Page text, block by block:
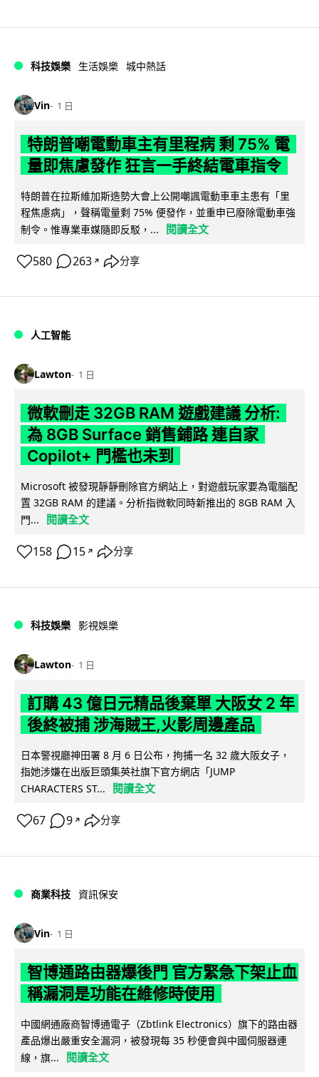
科技娛樂 生活娛樂 城中熱話
Vin 1 日
特朗普嘲電動車主有里程病 剩 75% 電
量即焦慮發作 狂言一手終結電車指令
特朗普在拉斯維加斯造勢大會上公開嘲諷電動車車主患有「里
程焦慮病」，聲稱電量剩 75% 便發作，並重申已廢除電動車強
制令。惟專業車媒隨即反駁，...
閱讀全文
580 263 ↗ 分享
人工智能
Lawton 1 日
微軟刪走 32GB RAM 遊戲建議 分析:
為 8GB Surface 銷售鋪路 連自家
Copilot+ 門檻也未到
Microsoft 被發現靜靜刪除官方網站上，對遊戲玩家要為電腦配
置 32GB RAM 的建議。分析指微軟同時新推出的 8GB RAM 入
門...
閱讀全文
158 15 ↗ 分享
科技娛樂 影視娛樂
Lawton 1 日
訂購 43 億日元精品後棄單 大阪女 2 年
後終被捕 涉海賊王,火影周邊產品
日本警視廳神田署 8 月 6 日公布，拘捕一名 32 歲大阪女子，
指她涉嫌在出版巨頭集英社旗下官方網店「JUMP
CHARACTERS ST...
閱讀全文
67 9 ↗ 分享
商業科技 資訊保安
Vin 1 日
智博通路由器爆後門 官方緊急下架止血
稱漏洞是功能在維修時使用
中國網通廠商智博通電子（Zbtlink Electronics）旗下的路由器
產品爆出嚴重安全漏洞，被發現每 35 秒便會與中國伺服器連
線，旗...
閱讀全文